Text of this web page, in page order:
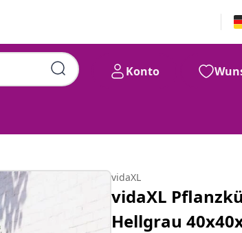
Konto
vidaXL
vidaXL
Hellgrau